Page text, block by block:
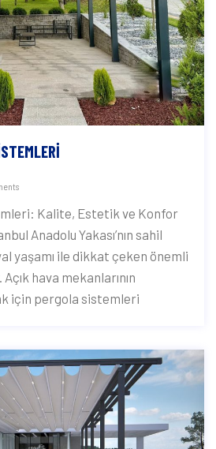
Kalite, Estetik ve Konfor
Anadolu Yakası’nın sahil
yaşamı ile dikkat çeken önemli
hava mekanlarının
için pergola sistemleri